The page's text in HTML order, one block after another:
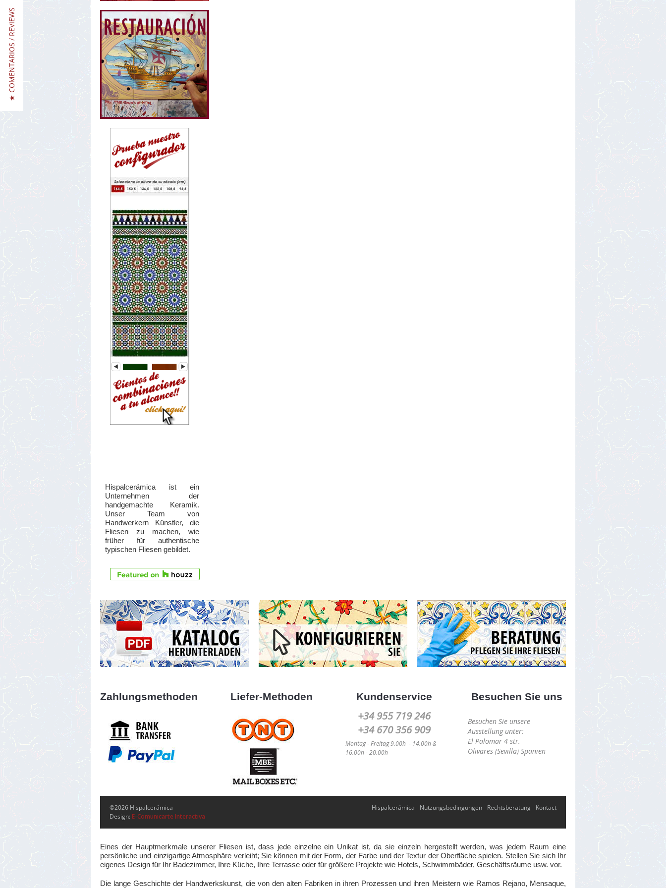
Hispalcerámica ist ein
Unternehmen der
handgemachte Keramik.
Unser Team von
Handwerkern Künstler, die
Fliesen zu machen, wie
früher für authentische
typischen Fliesen gebildet.
Zahlungsmethoden Liefer-Methoden Kundenservice
+34 955 719 246
+34 670 356 909
Montag -Freitag9.00h - 14.00h &
16.00h - 20.00h
Besuchen Sie uns
Besuchen Sie unsere
Ausstellung unter:
El Palomar 4 str.
Olivares (Sevilla) Spanien
©2026 Hispalcerámica
Design: E-Comunicarte Interactiva
Hispalcerámica Nutzungsbedingungen Rechtsberatung Kontact
Eines der Hauptmerkmale unserer Fliesen ist, dass jede einzelne ein Unikat ist, da sie einzeln hergestellt werden, was jedem Raum eine
persönliche und einzigartige Atmosphäre verleiht; Sie können mit der Form, der Farbe und der Textur der Oberfläche spielen. Stellen Sie sich Ihr
eigenes Design für Ihr Badezimmer, Ihre Küche, Ihre Terrasse oder für größere Projekte wie Hotels, Schwimmbäder, Geschäftsräume usw. vor.
Die lange Geschichte der Handwerkskunst, die von den alten Fabriken in ihren Prozessen und ihren Meistern wie Ramos Rejano, Mensaque,
★ COMENTARIOS / REVIEWS